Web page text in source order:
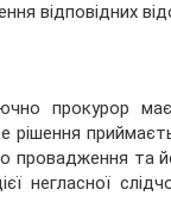
відповідних
прокурор
рішення
провадження